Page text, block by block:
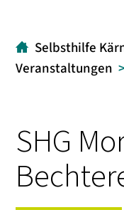
Selbsthilfe
Veranstaltungen
SHG